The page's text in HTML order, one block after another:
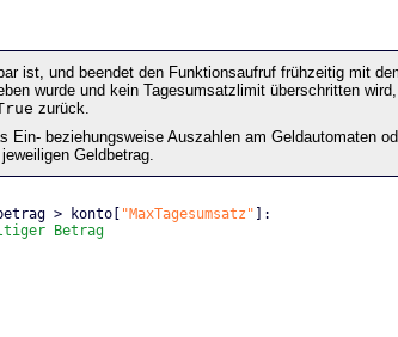
ist, und beendet den Funktionsaufruf frühzeitig mit
wurde und kein Tagesumsatzlimit überschritten
zurück.
Ein- beziehungsweise Auszahlen am Geldautomaten
Geldbetrag.
> konto[ "MaxTagesumsatz" ]:
Betrag